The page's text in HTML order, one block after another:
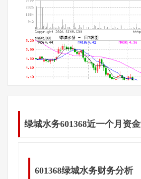
绿城水务601368近一个月资
601368绿城水务财务分析